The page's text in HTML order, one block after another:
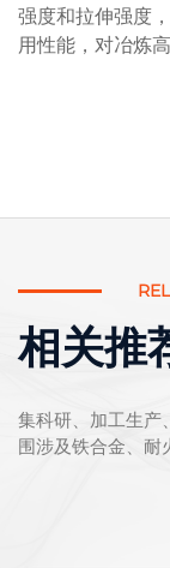
强度和拉伸强度
用性能，对冶炼
相关推
集科研、加工生产
围涉及铁合金、耐